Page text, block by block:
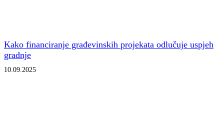
Kako financiranje građevinskih projekata odlučuje uspjeh
gradnje
10.09.2025